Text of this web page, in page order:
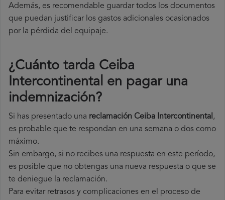
Además, es recomendable guardar todos los documentos
que puedan justificar los gastos adicionales ocasionados
por la pérdida del equipaje.
¿Cuánto tarda Ceiba
Intercontinental en pagar una
indemnización?
Si has presentado una reclamación Ceiba Intercontinental,
es probable que te respondan en una semana o dos como
máximo.
Sin embargo, si no recibes una respuesta en este período,
es posible que no obtengas una nueva respuesta o que se
te deniegue la reclamación.
Para evitar retrasos y complicaciones en el proceso de